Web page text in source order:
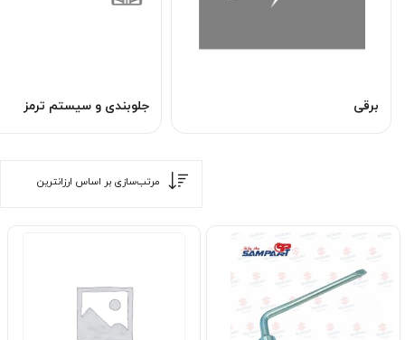
برقی جلوبندی و سیستم ترمز